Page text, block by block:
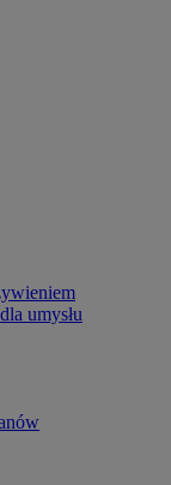
umysłu